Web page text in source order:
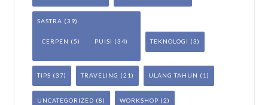
SASTRA (39)
CERPEN (5) PUISI (34) TEKNOLOGI (3)
TIPS (37) TRAVELING (21) ULANG TAHUN (1)
UNCATEGORIZED (8) WORKSHOP (2)